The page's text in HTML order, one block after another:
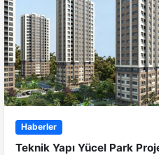
Haberler
Teknik Yapı Yücel Park